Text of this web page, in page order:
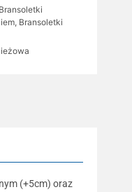
Bransoletki
, Bransoletki
(+5cm) oraz